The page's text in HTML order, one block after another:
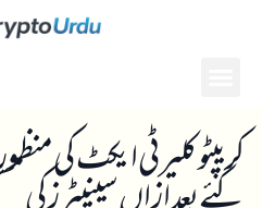
کریپٹو کلیرٹی ایکٹ کی